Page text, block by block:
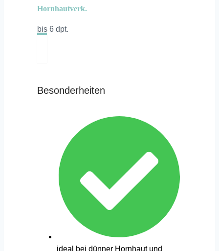
Hornhautverk.
bis 6 dpt.
Besonderheiten
ideal bei dünner Hornhaut und